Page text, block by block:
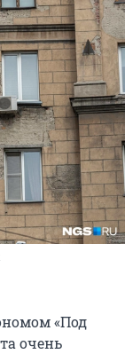
«Под
очень